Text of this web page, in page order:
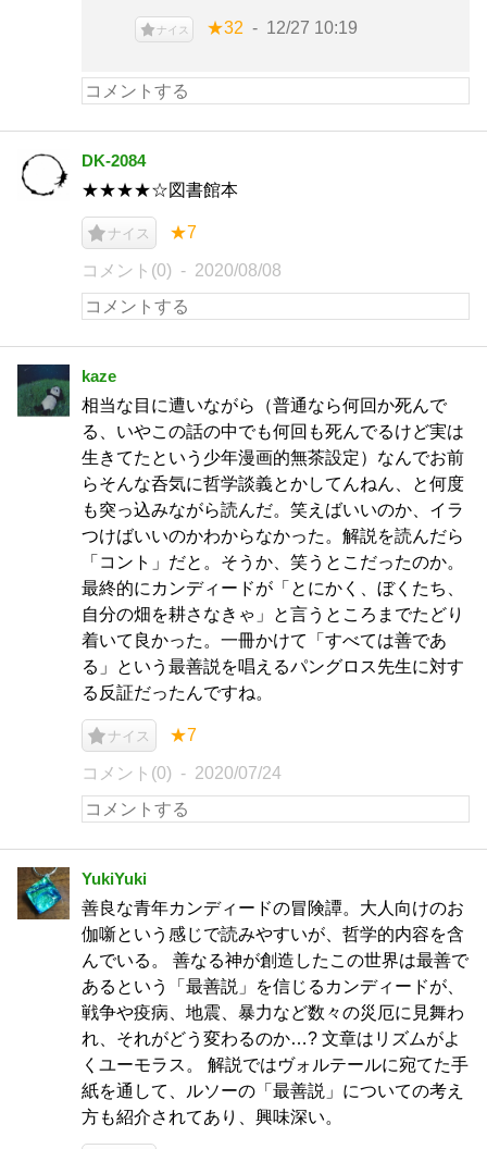
ナイス ★32 12/27 10:19
DK-2084
★★★★☆図書館本
ナイス ★7
コメント(0) 2020/08/08
kaze
相当な目に遭いながら（普通なら何回か死んで
る、いやこの話の中でも何回も死んでるけど実は
生きてたという少年漫画的無茶設定）なんでお前
らそんな呑気に哲学談義とかしてんねん、と何度
も突っ込みながら読んだ。笑えばいいのか、イラ
つけばいいのかわからなかった。解説を読んだら
「コント」だと。そうか、笑うとこだったのか。
最終的にカンディードが「とにかく、ぼくたち、
自分の畑を耕さなきゃ」と言うところまでたどり
着いて良かった。一冊かけて「すべては善であ
る」という最善説を唱えるパングロス先生に対す
る反証だったんですね。
ナイス ★7
コメント(0) 2020/07/24
YukiYuki
善良な青年カンディードの冒険譚。大人向けのお
伽噺という感じで読みやすいが、哲学的内容を含
んでいる。 善なる神が創造したこの世界は最善で
あるという「最善説」を信じるカンディードが、
戦争や疫病、地震、暴力など数々の災厄に見舞わ
れ、それがどう変わるのか…? 文章はリズムがよ
くユーモラス。 解説ではヴォルテールに宛てた手
紙を通して、ルソーの「最善説」についての考え
方も紹介されてあり、興味深い。